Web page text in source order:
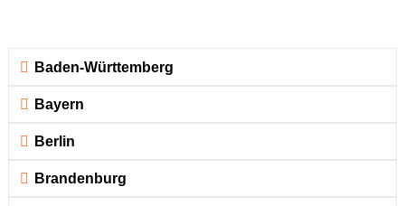
Baden-Württemberg
Bayern
Berlin
Brandenburg